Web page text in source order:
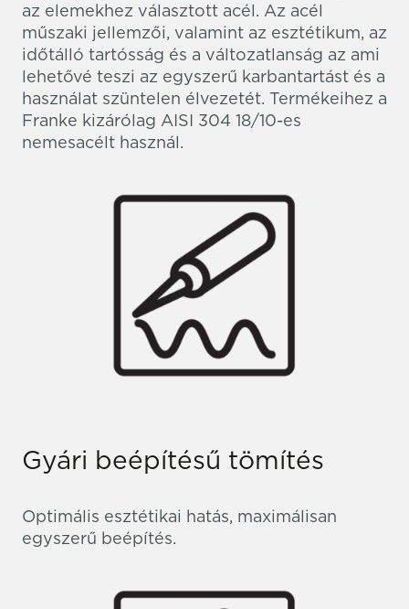
az elemekhez választott acél. Az acél
műszaki jellemzői, valamint az esztétikum, az
időtálló tartósság és a változatlanság az ami
lehetővé teszi az egyszerű karbantartást és a
használat szüntelen élvezetét. Termékeihez a
Franke kizárólag AISI 304 18/10-es
nemesacélt használ.
Gyári beépítésű tömítés
Optimális esztétikai hatás, maximálisan
egyszerű beépítés.